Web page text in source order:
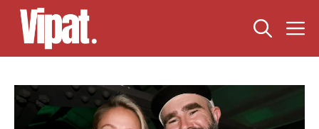
Skip
content